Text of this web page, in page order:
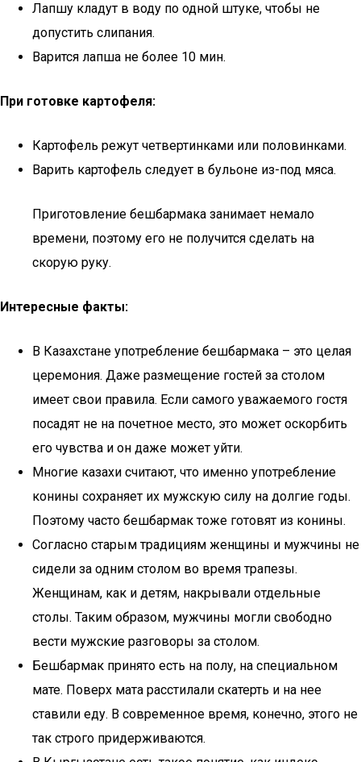
Лапшу кладут в воду по одной штуке, чтобы не
допустить слипания.
Варится лапша не более 10 мин.
При готовке картофеля:
Картофель режут четвертинками или половинками.
Варить картофель следует в бульоне из-под мяса.
Приготовление бешбармака занимает немало
времени, поэтому его не получится сделать на
скорую руку.
Интересные факты:
В Казахстане употребление бешбармака – это целая
церемония. Даже размещение гостей за столом
имеет свои правила. Если самого уважаемого гостя
посадят не на почетное место, это может оскорбить
его чувства и он даже может уйти.
Многие казахи считают, что именно употребление
конины сохраняет их мужскую силу на долгие годы.
Поэтому часто бешбармак тоже готовят из конины.
Согласно старым традициям женщины и мужчины не
сидели за одним столом во время трапезы.
Женщинам, как и детям, накрывали отдельные
столы. Таким образом, мужчины могли свободно
вести мужские разговоры за столом.
Бешбармак принято есть на полу, на специальном
мате. Поверх мата расстилали скатерть и на нее
ставили еду. В современное время, конечно, этого не
так строго придерживаются.